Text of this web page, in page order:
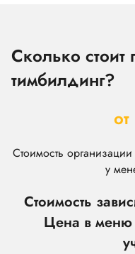
Сколько стоит
тимбилдинг?
Стоимость
у
Стоимость
Цена в меню